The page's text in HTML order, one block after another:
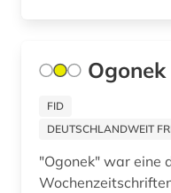
FID
DEUTSCHLANDWEIT
"Ogonek" war eine